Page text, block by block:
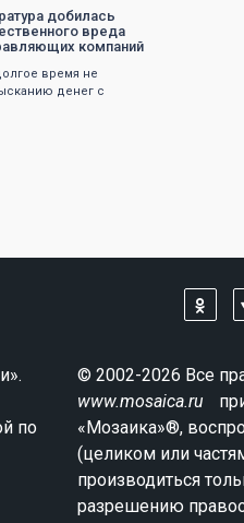
добилась
вреда
компаний
время не
денег с
по
© 2002-2026 Все
www.mosaica.ru
«Мозаика»®,
(целиком или
производиться
разрешению